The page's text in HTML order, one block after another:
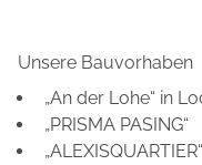
Unsere Bauvorhaben
„An der Lohe“ in
„PRISMA PASING“